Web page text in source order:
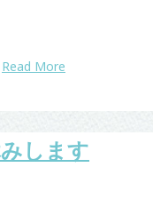
Read More
します